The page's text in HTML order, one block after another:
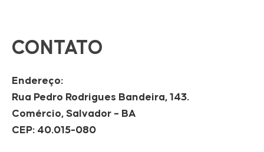
CONTATO
Endereço:
Rua Pedro Rodrigues Bandeira, 143.
Comércio, Salvador – BA
CEP: 40.015-080